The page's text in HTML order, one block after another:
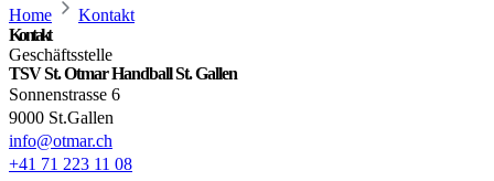
Home
Kontakt
Kontakt
Geschäftsstelle
TSV St. Otmar Handball St. Gallen
Sonnenstrasse 6
9000 St.Gallen
info@otmar.ch
+41 71 223 11 08